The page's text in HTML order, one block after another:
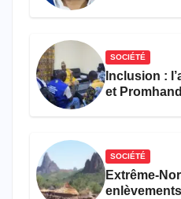
SOCIÉTÉ
Inclusion :
et
SOCIÉTÉ
Extrême-